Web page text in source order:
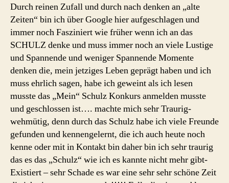
Durch reinen Zufall und durch nach denken an „alte
Zeiten“ bin ich über Google hier aufgeschlagen und
immer noch Fasziniert wie früher wenn ich an das
SCHULZ denke und muss immer noch an viele Lustige
und Spannende und weniger Spannende Momente
denken die, mein jetziges Leben geprägt haben und ich
muss ehrlich sagen, habe ich geweint als ich lesen
musste das „Mein“ Schulz Konkurs anmelden musste
und geschlossen ist…. machte mich sehr Traurig-
wehmütig, denn durch das Schulz habe ich viele Freunde
gefunden und kennengelernt, die ich auch heute noch
kenne oder mit in Kontakt bin daher bin ich sehr traurig
das es das „Schulz“ wie ich es kannte nicht mehr gibt-
Existiert – sehr Schade es war eine sehr sehr schöne Zeit